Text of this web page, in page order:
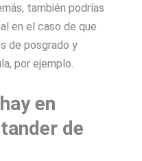
también podrías
en el caso de que
de posgrado y
por ejemplo.
en
de